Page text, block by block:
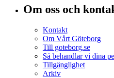
Om oss och
Kontakt
Om Vårt Göteborg
Till goteborg.se
Så behandlar vi dina
Tillgänglighet
Arkiv